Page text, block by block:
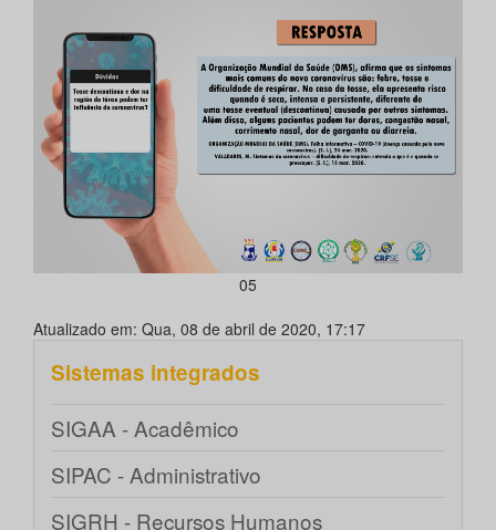
05
Atualizado em: Qua, 08 de abril de 2020, 17:17
Sistemas integrados
SIGAA - Acadêmico
SIPAC - Administrativo
SIGRH - Recursos Humanos